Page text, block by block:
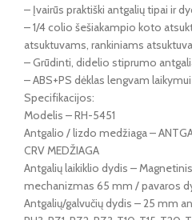
– Įvairūs praktiški antgalių tipai ir
– 1/4 colio šešiakampio koto
atsuktuvams, rankiniams
– Grūdinti, didelio stiprumo
– ABS+PS dėklas lengvam
Specifikacijos:
Modelis – RH-5451
Antgalio / lizdo medžiaga –
CRV MEDŽIAGA
Antgalių laikiklio dydis –
mechanizmas 65 mm / pavaros
Antgalių/galvučių dydis – 25 mm